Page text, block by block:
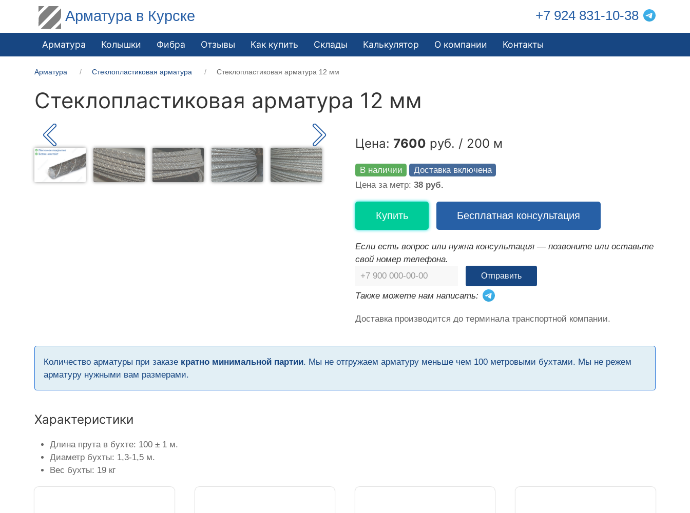
Арматура в Курске +7 924 831-10-38
Арматура Колышки Фибра Отзывы Как купить Склады Калькулятор О компании Контакты
Арматура Стеклопластиковая арматура Стеклопластиковая арматура 12 мм
Стеклопластиковая арматура 12 мм
Цена: 7600 руб. / 200 м
В наличии
Доставка включена
Цена за метр: 38 руб.
Купить Бесплатная консультация
Если есть вопрос или нужна консультация — позвоните или оставьте
свой номер телефона.
Отправить
Также можете нам написать:
Доставка производится до терминала транспортной компании.
Количество арматуры при заказе кратно минимальной партии. Мы не отгружаем арматуру меньше чем 100 метровыми бухтами. Мы не режем
арматуру нужными вам размерами.
Характеристики
Длина прута в бухте: 100 ± 1 м.
Диаметр бухты: 1,3-1,5 м.
Вес бухты: 19 кг